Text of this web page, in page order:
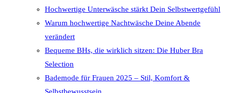
Hochwertige Unterwäsche stärkt Dein Selbstwertgefühl
Warum hochwertige Nachtwäsche Deine Abende
verändert
Bequeme BHs, die wirklich sitzen: Die Huber Bra
Selection
Bademode für Frauen 2025 – Stil, Komfort &